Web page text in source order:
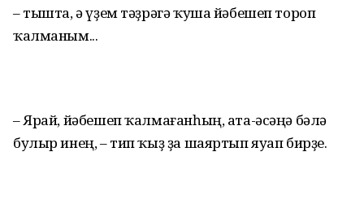
– тышта, ә үҙем тәҙрәгә ҡуша йәбешеп тороп
ҡалманым...
– Ярай, йәбешеп ҡалмағанһың, ата-әсәңә бәлә
булыр инең, – тип ҡыҙ ҙа шаяртып яуап бирҙе.